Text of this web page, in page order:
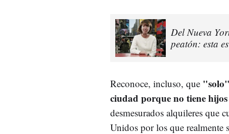
Del Nueva
peatón: esta
Reconoce, incluso, que
ciudad porque no tiene hijos
desmesurados alquileres que
Unidos por los que realmente